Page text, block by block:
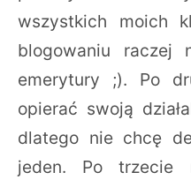
wszystkich moich
blogowaniu raczej
emerytury ;). Po
opierać swoją
dlatego nie chcę
jeden. Po